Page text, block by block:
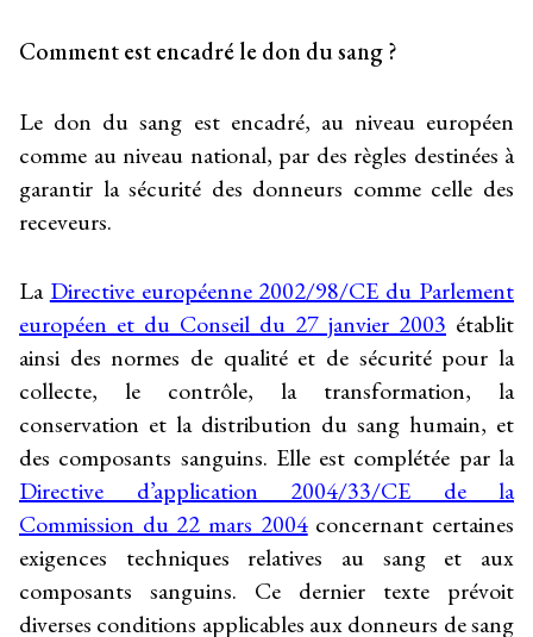
Comment est encadré le don du sang ?
Le don du sang est encadré, au niveau européen
comme au niveau national, par des règles destinées à
garantir la sécurité des donneurs comme celle des
receveurs.
La Directive européenne 2002/98/CE du Parlement
européen et du Conseil du 27 janvier 2003 établit
ainsi des normes de qualité et de sécurité pour la
collecte, le contrôle, la transformation, la
conservation et la distribution du sang humain, et
des composants sanguins. Elle est complétée par la
Directive d’application 2004/33/CE de la
Commission du 22 mars 2004concernant certaines
exigences techniques relatives au sang et aux
composants sanguins. Ce dernier texte prévoit
diverses conditions applicables aux donneurs de sang